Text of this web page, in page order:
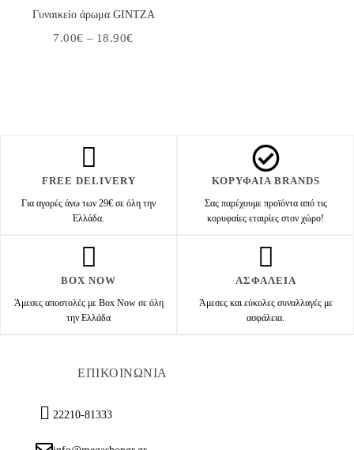
Γυναικείο άρωμα GINTZA
7.00€ – 18.90€
FREE DELIVERY
Για αγορές άνω των 29€ σε όλη την
Ελλάδα.
ΚΟΡΥΦΑΙΑ BRANDS
Σας παρέχουμε προϊόντα από τις
κορυφαίες εταιρίες στον χώρο!
BOX NOW
Άμεσες αποστολές με Box Now σε όλη
την Ελλάδα
ΑΣΦΑΛΕΙΑ
Άμεσες και εύκολες συναλλαγές με
ασφάλεια.
ΕΠΙΚΟΙΝΩΝΙΑ
22210-81333